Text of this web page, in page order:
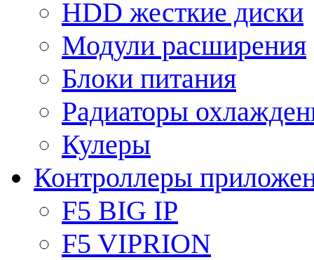
HDD жесткие диски
Модули расширения
Блоки питания
Радиаторы
Кулеры
Контроллеры
F5 BIG IP
F5 VIPRION